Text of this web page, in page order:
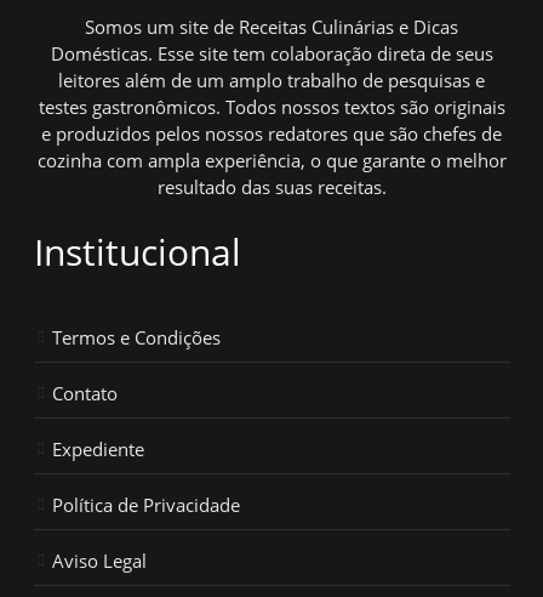
Somos um site de Receitas Culinárias e Dicas
Domésticas. Esse site tem colaboração direta de seus
leitores além de um amplo trabalho de pesquisas e
testes gastronômicos. Todos nossos textos são originais
e produzidos pelos nossos redatores que são chefes de
cozinha com ampla experiência, o que garante o melhor
resultado das suas receitas.
Institucional
Termos e Condições
Contato
Expediente
Política de Privacidade
Aviso Legal